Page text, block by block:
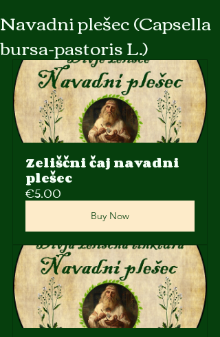
Navadni plešec (Capsella
bursa-pastoris L.)
Zeliščni čaj navadni
plešec
€5.00
Buy Now